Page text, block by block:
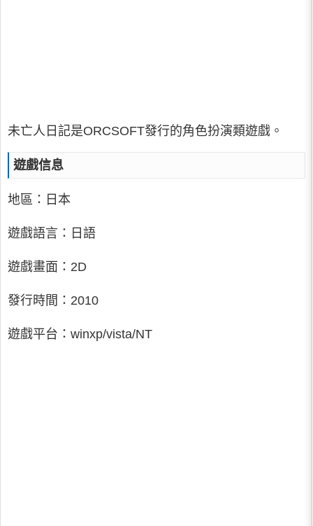
未亡人日記是ORCSOFT發行的角色扮演類遊戲。
遊戲信息
地區：日本
遊戲語言：日語
遊戲畫面：2D
發行時間：2010
遊戲平台：winxp/vista/NT